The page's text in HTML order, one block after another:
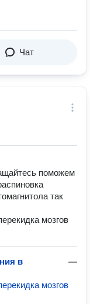
Чат
поможем
так
мозгов
в
—
мозгов